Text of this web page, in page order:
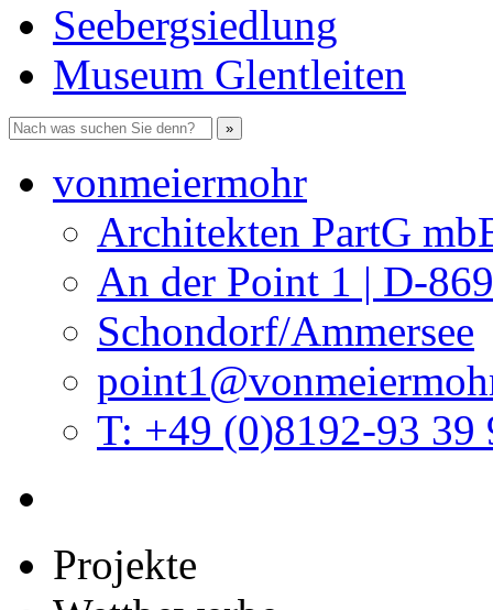
Seebergsiedlung
Museum Glentleiten
vonmeiermohr
Architekten PartG
An der Point 1 | D-
Schondorf/Ammersee
T: +49 (0)8192-93 39
Projekte